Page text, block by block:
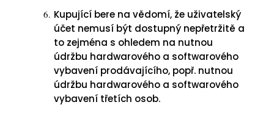
Kupující bere na vědomí, že uživatelský
účet nemusí být dostupný nepřetržitě a
to zejména s ohledem na nutnou
údržbu hardwarového a softwarového
vybavení prodávajícího, popř. nutnou
údržbu hardwarového a softwarového
vybavení třetích osob.